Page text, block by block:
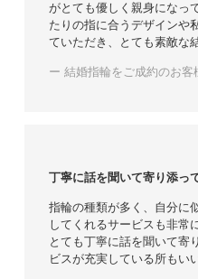
がとても優しく親身になっ
たりの指に合うデザインや
ていただき、とても素敵な
ー 結婚指輪をご成約のお客
丁寧に話を聞いて寄り添っ
指輪の種類が多く、自分に
してくれるサービスも非常
とても丁寧に話を聞いて寄
ビスが充実している所もいい